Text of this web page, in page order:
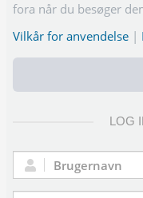
fora når du besøger
Vilkår for anvendelse |
LOG
Brugernavn: